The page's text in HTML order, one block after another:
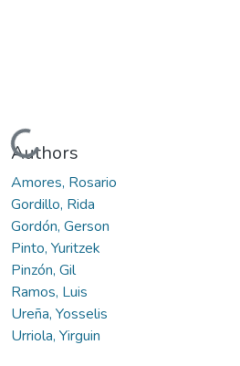
Cargando...
Authors
Amores, Rosario
Gordillo, Rida
Gordón, Gerson
Pinto, Yuritzek
Pinzón, Gil
Ramos, Luis
Ureña, Yosselis
Urriola, Yirguin